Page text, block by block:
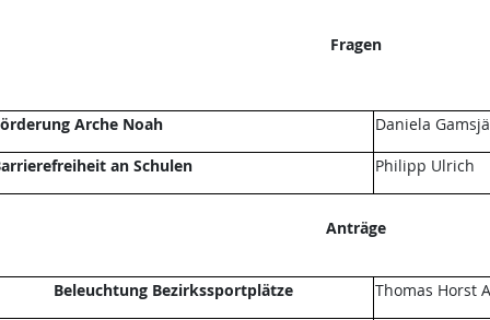
Fragen
Arche Noah
Daniela
an Schulen
Philipp Ulrich
Anträge
Beleuchtung Bezirkssportplätze
Thomas Horst